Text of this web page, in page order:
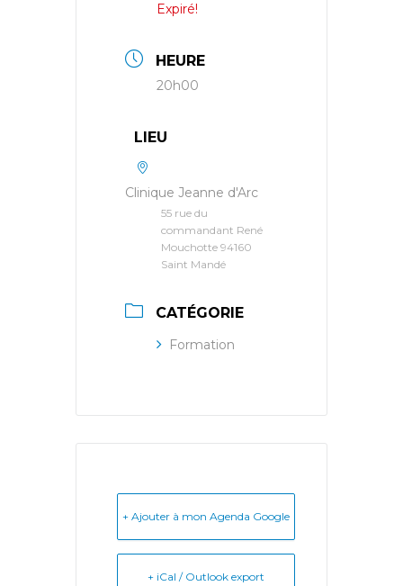
Expiré!
HEURE
20h00
LIEU
Clinique Jeanne d'Arc
55 rue du
commandant René
Mouchotte 94160
Saint Mandé
CATÉGORIE
Formation
+ Ajouter à mon Agenda Google
+ iCal / Outlook export